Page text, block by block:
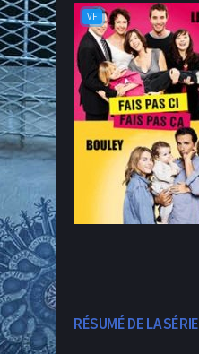
VF
RÉSUMÉ DE LA SÉRIE